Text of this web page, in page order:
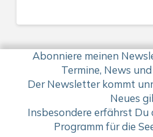
Abonniere meinen
Termine, News
Der Newsletter kommt
Neues
Insbesondere erfährst Du
Programm für die